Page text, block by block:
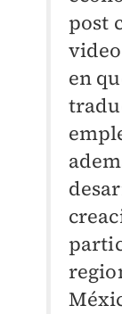
post
en